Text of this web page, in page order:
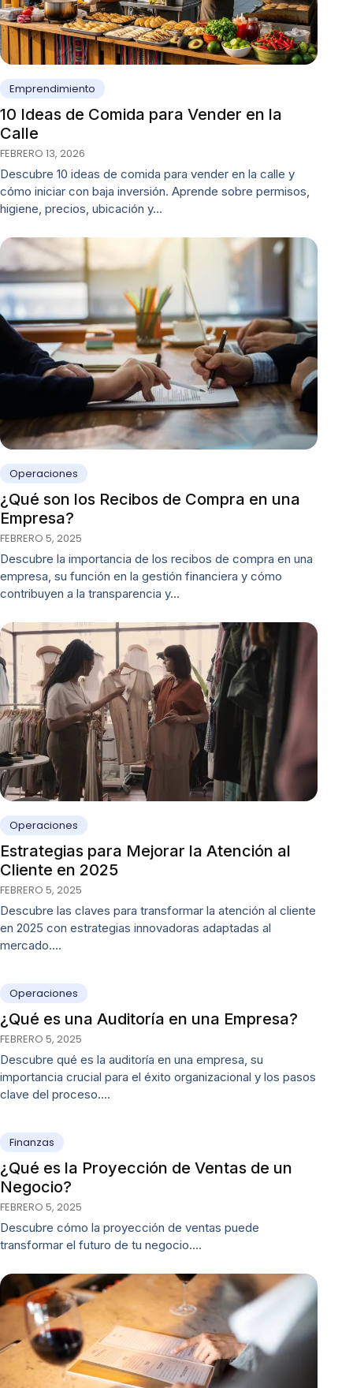
Emprendimiento
10 Ideas de Comida para Vender en la
Calle
FEBRERO 13, 2026
Descubre 10 ideas de comida para vender en la calle y
cómo iniciar con baja inversión. Aprende sobre permisos,
higiene, precios, ubicación y…
Operaciones
¿Qué son los Recibos de Compra en una
Empresa?
FEBRERO 5, 2025
Descubre la importancia de los recibos de compra en una
empresa, su función en la gestión financiera y cómo
contribuyen a la transparencia y…
Operaciones
Estrategias para Mejorar la Atención al
Cliente en 2025
FEBRERO 5, 2025
Descubre las claves para transformar la atención al cliente
en 2025 con estrategias innovadoras adaptadas al
mercado.…
Operaciones
¿Qué es una Auditoría en una Empresa?
FEBRERO 5, 2025
Descubre qué es la auditoría en una empresa, su
importancia crucial para el éxito organizacional y los pasos
clave del proceso.…
Finanzas
¿Qué es la Proyección de Ventas de un
Negocio?
FEBRERO 5, 2025
Descubre cómo la proyección de ventas puede
transformar el futuro de tu negocio.…